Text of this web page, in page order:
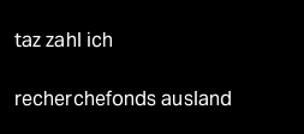
taz zahl ich
recherchefonds ausland